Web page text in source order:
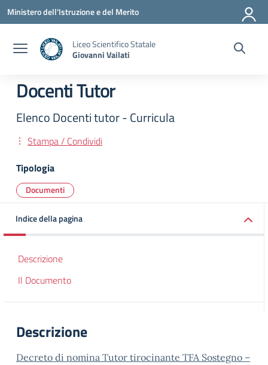
Vai ai contenuti
Vai al menu di navigazione
Vai al footer
Ministero dell'Istruzione e del Merito
Liceo Scientifico Statale
Giovanni Vailati
Docenti Tutor
Elenco Docenti tutor - Curricula
Stampa / Condividi
Tipologia
Documenti
Indice della pagina
Descrizione
Il Documento
Descrizione
Decreto di nomina Tutor tirocinante TFA Sostegno –